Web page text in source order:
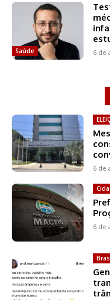
Saúde 6 de
6 de
6 de